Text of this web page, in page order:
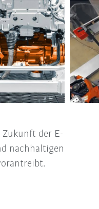
Zukunft der E-
nachhaltigen